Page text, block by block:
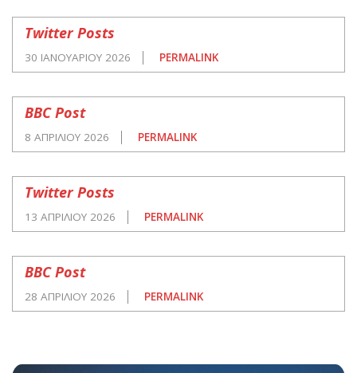
Twitter Posts
30 ΙΑΝΟΥΑΡΊΟΥ 2026 PERMALINK
BBC Post
8 ΑΠΡΙΛΊΟΥ 2026 PERMALINK
Twitter Posts
13 ΑΠΡΙΛΊΟΥ 2026 PERMALINK
BBC Post
28 ΑΠΡΙΛΊΟΥ 2026 PERMALINK